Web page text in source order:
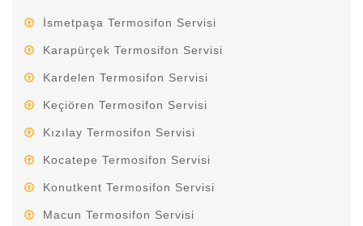
İsmetpaşa Termosifon Servisi
Karapürçek Termosifon Servisi
Kardelen Termosifon Servisi
Keçiören Termosifon Servisi
Kızılay Termosifon Servisi
Kocatepe Termosifon Servisi
Konutkent Termosifon Servisi
Macun Termosifon Servisi